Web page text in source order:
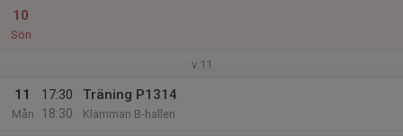
10
Sön
v.11
11
Mån
17:30
18:30
Träning P1314
Klämman B-hallen